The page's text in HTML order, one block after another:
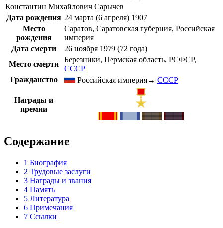
Константин Михайлович Сарычев
Дата рождения 24 марта (6 апреля) 1907
Место
рождения
Саратов, Саратовская губерния, Российская
империя
Дата смерти
26 ноября 1979 (72 года)
Место смерти
Березники, Пермская область, РСФСР,
СССР
Гражданство
Российская империя→ СССР
Награды и
премии
Содержание
1 Биография
2 Трудовые заслуги
3 Награды и звания
4 Память
5 Литература
6 Примечания
7 Ссылки